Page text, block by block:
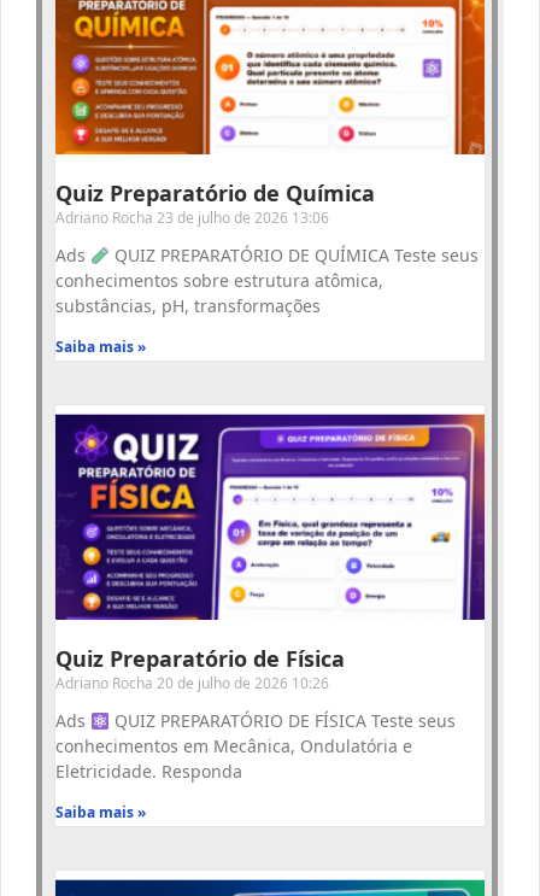
Quiz Preparatório de Química
Adriano Rocha 23 de julho de 2026 13:06
Ads
QUIZ PREPARATÓRIO DE QUÍMICA Teste seus
conhecimentos sobre estrutura atômica,
substâncias, pH, transformações
Saiba mais »
Quiz Preparatório de Física
Adriano Rocha 20 de julho de 2026 10:26
Ads
QUIZ PREPARATÓRIO DE FÍSICA Teste seus
conhecimentos em Mecânica, Ondulatória e
Eletricidade. Responda
Saiba mais »